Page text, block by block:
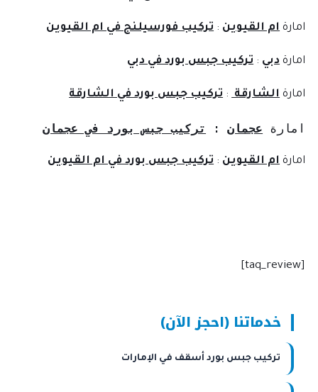
امارة ام القيوين : تركيب فورسيلنج في ام القيوين
امارة دبي : تركيب جبس بورد في دبي
امارة الشارقة : تركيب جبس بورد في الشارقة
امارة عجمان : تركيب جبس بورد في عجمان
امارة ام القيوين : تركيب جبس بورد في ام القيوين
[taq_review]
خدماتنا (احجز الآن)
تركيب جبس بورد أسقف في الإمارات